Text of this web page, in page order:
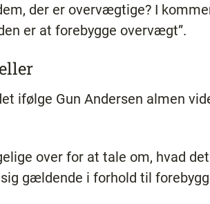
der er overvægtige? I
er at forebygge overvægt”.
ifølge Gun Andersen almen
over for at tale om, hvad
gældende i forhold til